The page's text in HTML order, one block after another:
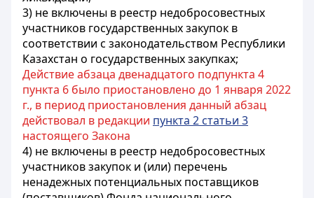
3) не включены в реестр недобросовестных
участников государственных закупок в
соответствии с законодательством Республики
Казахстан о государственных закупках;
Действие абзаца двенадцатого подпункта 4
пункта 6 было приостановлено до 1 января 2022
г., в период приостановления данный абзац
действовал в редакции пункта 2 статьи 3
настоящего Закона
4) не включены в реестр недобросовестных
участников закупок и (или) перечень
ненадежных потенциальных поставщиков